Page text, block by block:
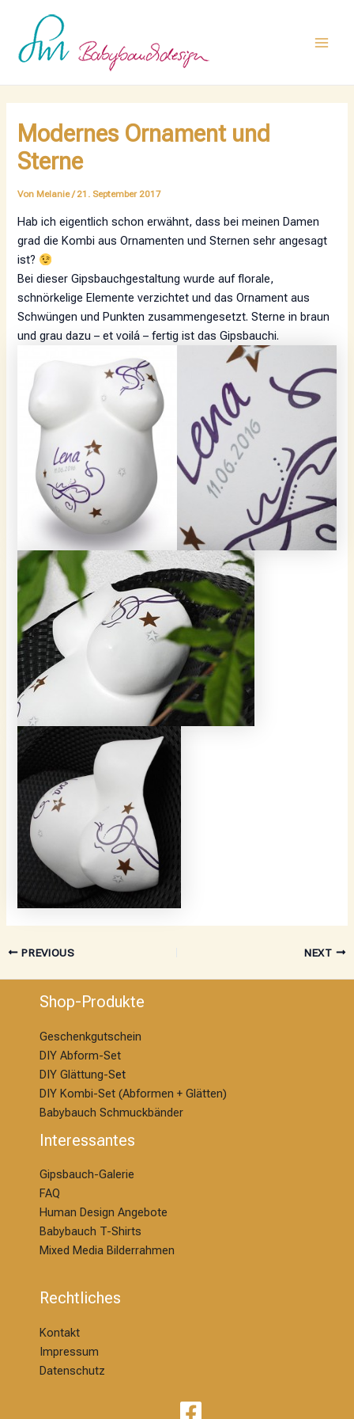
springen
Modernes Ornament und
Sterne
Von Melanie/21. September 2017
Hab ich eigentlich schon erwähnt, dass bei meinen Damen
grad die Kombi aus Ornamenten und Sternen sehr angesagt
ist?
Bei dieser Gipsbauchgestaltung wurde auf florale,
schnörkelige Elemente verzichtet und das Ornament aus
Schwüngen und Punkten zusammengesetzt. Sterne in braun
und grau dazu – et voilá – fertig ist das Gipsbauchi.
navigation
PREVIOUS NEXT
Shop-Produkte
Geschenkgutschein
DIY Abform-Set
DIY Glättung-Set
DIY Kombi-Set (Abformen + Glätten)
Babybauch Schmuckbänder
Interessantes
Gipsbauch-Galerie
FAQ
Human Design Angebote
Babybauch T-Shirts
Mixed Media Bilderrahmen
Rechtliches
Kontakt
Impressum
Datenschutz